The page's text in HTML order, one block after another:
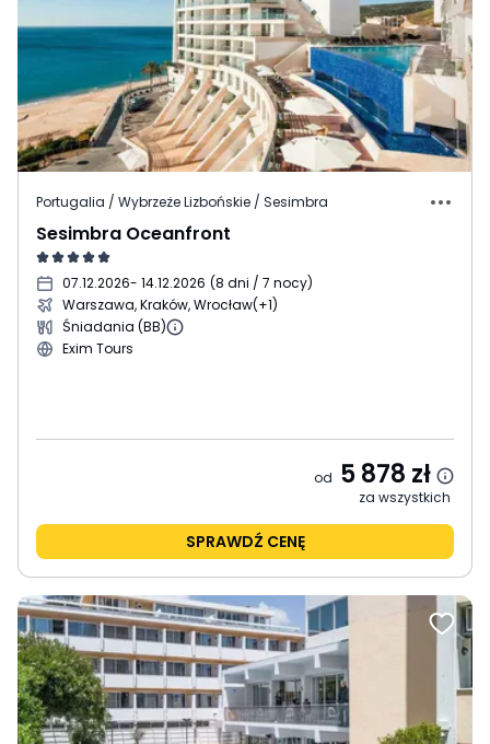
Portugalia / Wybrzeże Lizbońskie / Sesimbra
Sesimbra Oceanfront
07.12.2026- 14.12.2026 (8 dni / 7 nocy)
Warszawa, Kraków, Wrocław(+1)
Śniadania (BB)
Exim Tours
od 5 878 zł
za wszystkich
SPRAWDŹ CENĘ